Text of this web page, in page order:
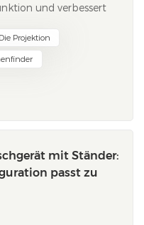
und verbessert
der Erfolgsrate
und
Projektion
mit Ständer:
passt zu